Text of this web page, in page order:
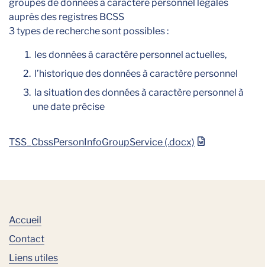
groupes de données à caractère personnel légales
auprès des registres BCSS
3 types de recherche sont possibles :
les données à caractère personnel actuelles,
l’historique des données à caractère personnel
la situation des données à caractère personnel à
une date précise
TSS_CbssPersonInfoGroupService (.docx)
Accueil
Contact
Liens utiles